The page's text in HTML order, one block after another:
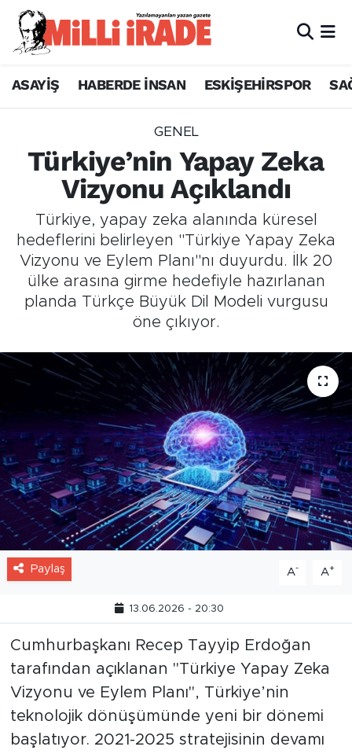
ASAYİŞ HABERDE İNSAN ESKİŞEHİRSPOR
GENEL
Türkiye’nin Yapay Zeka
Vizyonu Açıklandı
Türkiye, yapay zeka alanında küresel
hedeflerini belirleyen "Türkiye Yapay Zeka
Vizyonu ve Eylem Planı"nı duyurdu. İlk 20
ülke arasına girme hedefiyle hazırlanan
planda Türkçe Büyük Dil Modeli vurgusu
öne çıkıyor.
Paylaş A- A+
13.06.2026 - 20:30
Cumhurbaşkanı Recep Tayyip Erdoğan
tarafından açıklanan "Türkiye Yapay Zeka
Vizyonu ve Eylem Planı", Türkiye’nin
teknolojik dönüşümünde yeni bir dönemi
başlatıyor. 2021-2025 stratejisinin devamı